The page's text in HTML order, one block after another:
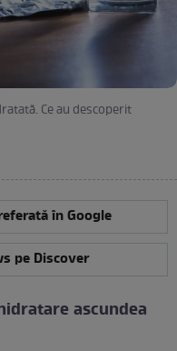
Ce au descoperit
în Google
pe Discover
ascundea